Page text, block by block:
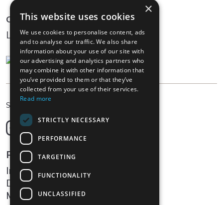
Community
Log In
Sprache wählen
Deutsch
English
Français
Italiano
Rechtliches
Impressum
Datenschutz
Medien
×
This website uses cookies
We use cookies to personalise content, ads
and to analyse our traffic. We also share
information about your use of our site with
our advertising and analytics partners who
may combine it with other information that
you’ve provided to them or that they’ve
collected from your use of their services.
Read more
STRICTLY NECESSARY
PERFORMANCE
TARGETING
FUNCTIONALITY
UNCLASSIFIED